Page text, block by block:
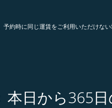
約時に同じ運賃をご利用いただけな
日から365